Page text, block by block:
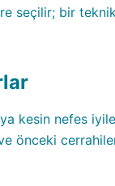
seçilir; bir teknik
kesin nefes
önceki